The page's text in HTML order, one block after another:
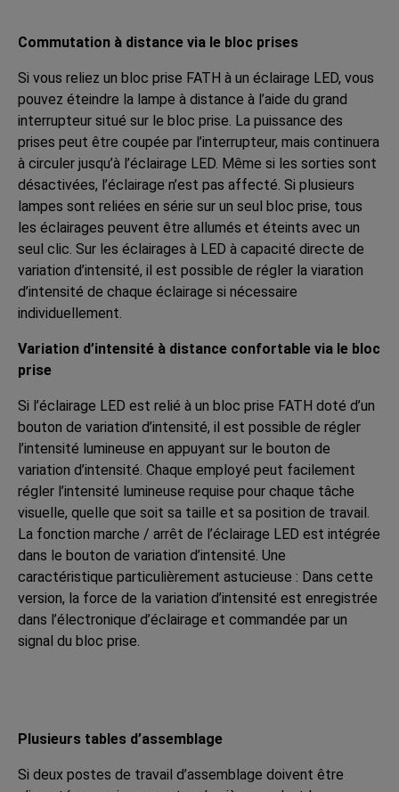
Commutation à distance via le bloc prises
Si vous reliez un bloc prise FATH à un éclairage LED, vous
pouvez éteindre la lampe à distance à l’aide du grand
interrupteur situé sur le bloc prise. La puissance des
prises peut être coupée par l’interrupteur, mais continuera
à circuler jusqu’à l’éclairage LED. Même si les sorties sont
désactivées, l’éclairage n’est pas affecté. Si plusieurs
lampes sont reliées en série sur un seul bloc prise, tous
les éclairages peuvent être allumés et éteints avec un
seul clic. Sur les éclairages à LED à capacité directe de
variation d’intensité, il est possible de régler la viaration
d’intensité de chaque éclairage si nécessaire
individuellement.
Variation d’intensité à distance confortable via le bloc
prise
Si l’éclairage LED est relié à un bloc prise FATH doté d’un
bouton de variation d’intensité, il est possible de régler
l’intensité lumineuse en appuyant sur le bouton de
variation d’intensité. Chaque employé peut facilement
régler l’intensité lumineuse requise pour chaque tâche
visuelle, quelle que soit sa taille et sa position de travail.
La fonction marche / arrêt de l’éclairage LED est intégrée
dans le bouton de variation d’intensité. Une
caractéristique particulièrement astucieuse : Dans cette
version, la force de la variation d’intensité est enregistrée
dans l’électronique d’éclairage et commandée par un
signal du bloc prise.
Plusieurs tables d’assemblage
Si deux postes de travail d’assemblage doivent être